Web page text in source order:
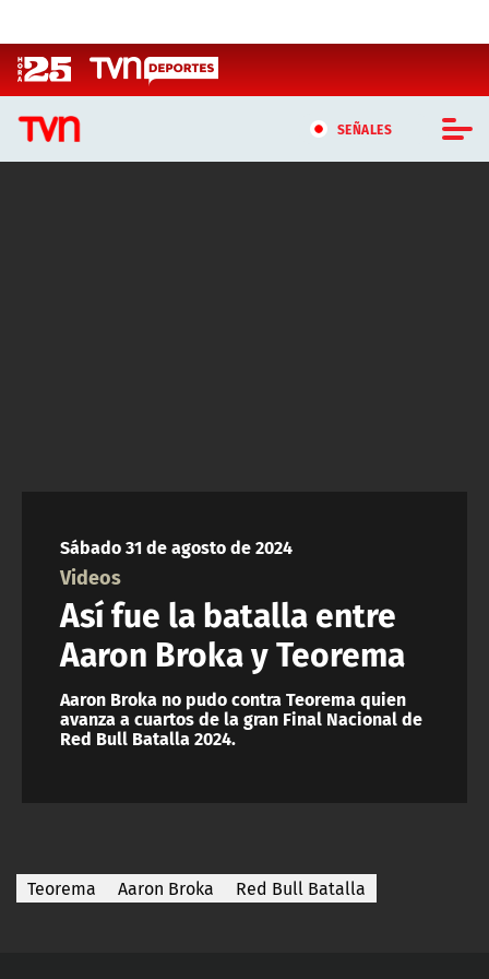
SEÑALES
ACTUALIDAD Y TENDENCIAS
CORPORATIVO Y TRANSPARENCIA
CANAL DE DENUNCIAS
ÁREA DE PROYECTOS
Sábado 31 de agosto de 2024
Videos
Así fue la batalla entre
Aaron Broka y Teorema
Aaron Broka no pudo contra Teorema quien
avanza a cuartos de la gran Final Nacional de
Red Bull Batalla 2024.
Teorema Aaron Broka Red Bull Batalla